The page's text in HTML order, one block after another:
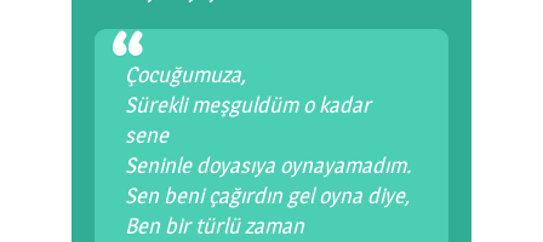
Çocuğumuza,
Sürekli meşguldüm o kadar
sene
Seninle doyasıya oynayamadım.
Sen beni çağırdın gel oyna diye,
Ben bir türlü zaman